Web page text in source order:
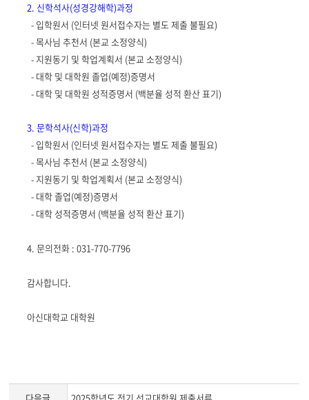
2. 신학석사(성경강해학)과정
- 입학원서 (인터넷 원서접수자는 별도 제출 불필요)
- 목사님 추천서 (본교 소정양식)
- 지원동기 및 학업계획서 (본교 소정양식)
- 대학 및 대학원 졸업(예정)증명서
- 대학 및 대학원 성적증명서 (백분율 성적 환산 표기)
3. 문학석사(신학)과정
- 입학원서 (인터넷 원서접수자는 별도 제출 불필요)
- 목사님 추천서 (본교 소정양식)
- 지원동기 및 학업계획서 (본교 소정양식)
- 대학 졸업(예정)증명서
- 대학 성적증명서 (백분율 성적 환산 표기)
4. 문의전화 : 031-770-7796
감사합니다.
아신대학교 대학원